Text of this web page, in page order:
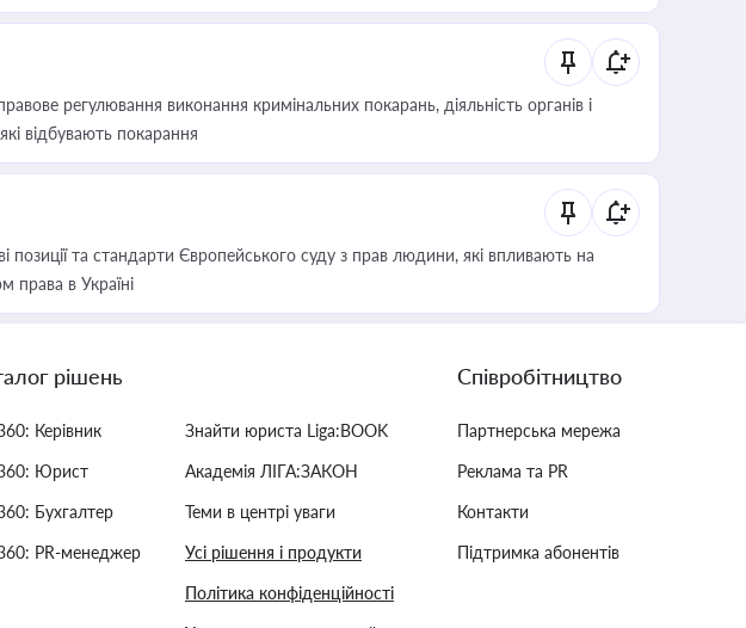
регулювання виконання кримінальних покарань, діяльність органів і
відбувають покарання
позиції та стандарти Європейського суду з прав людини, які впливають на
права в Україні
рішень
Керівник
Юрист
Бухгалтер
PR-менеджер
Знайти юриста Liga:BOOK
Академія ЛІГА:ЗАКОН
Теми в центрі уваги
Усі рішення і продукти
Політика конфіденційності
Співробітництво
Партнерська мережа
Реклама та PR
Контакти
Підтримка абонентів